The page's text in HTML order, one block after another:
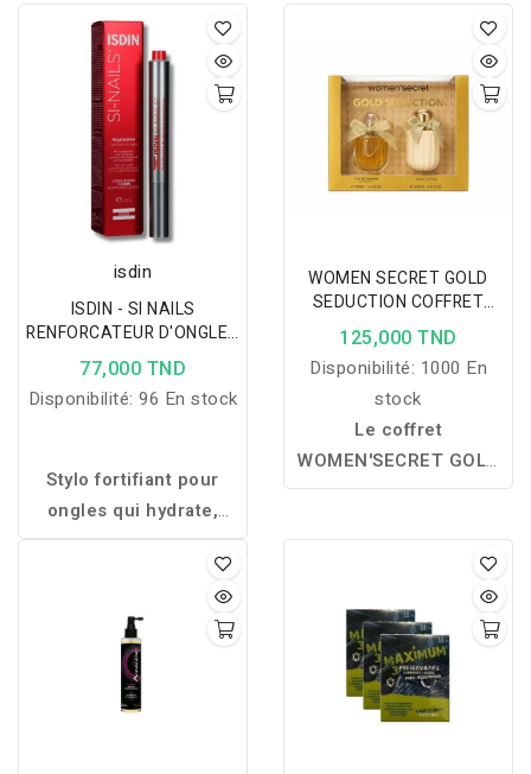
isdin
ISDIN - SI NAILS
RENFORCATEUR D'ONGLES
2,5ML
77,000 TND
Disponibilité: 96 En stock
Stylo fortifiant pour
ongles qui hydrate,
renforce et protège,
avec une application
facile et une finition
invisible.
WOMEN SECRET GOLD
SEDUCTION COFFRET
100ML+ BODY LOTION 200
ML
125,000 TND
Disponibilité: 1000 En
stock
Le coffret
WOMEN'SECRET GOLD
SEDUCTION réunit une
et un Body Lotion 200
ml pour une expérience
parfumée florale et
fruitée, offrant une
peau délicatement
parfumée et un sillage